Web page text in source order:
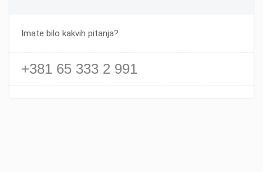
Imate bilo kakvih pitanja?
+381 65 333 2 991